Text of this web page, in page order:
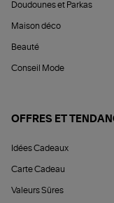
Doudounes et Parkas
Maison déco
Beauté
Conseil Mode
OFFRES ET
Idées Cadeaux
Carte Cadeau
Valeurs Sûres